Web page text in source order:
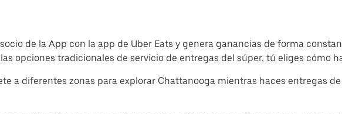
de la App con la app de Uber Eats y genera ganancias de forma
opciones tradicionales de servicio de entregas del súper, tú eliges cómo
a diferentes zonas para explorar Chattanooga mientras haces entregas